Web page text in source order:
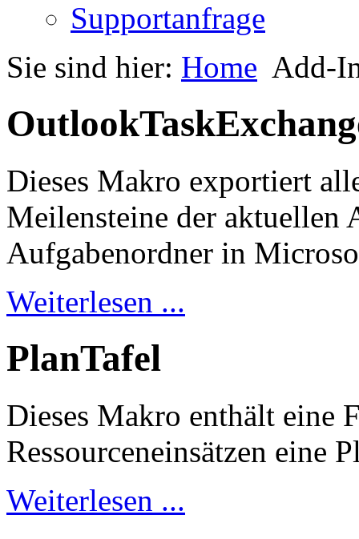
Supportanfrage
Sie sind hier: Home Add-
Dieses Makro exportiert
Meilensteine der aktuellen
Aufgabenordner in
Weiterlesen ...
PlanTafel
Dieses Makro enthält eine
Ressourceneinsätzen eine
Weiterlesen ...